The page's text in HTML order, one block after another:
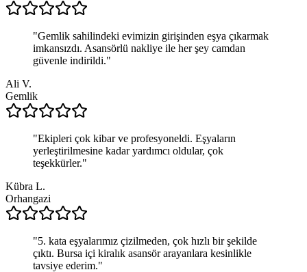
"Gemlik sahilindeki evimizin girişinden eşya çıkarmak
imkansızdı. Asansörlü nakliye ile her şey camdan
güvenle indirildi."
Ali V.
Gemlik
"Ekipleri çok kibar ve profesyoneldi. Eşyaların
yerleştirilmesine kadar yardımcı oldular, çok
teşekkürler."
Kübra L.
Orhangazi
"5. kata eşyalarımız çizilmeden, çok hızlı bir şekilde
çıktı. Bursa içi kiralık asansör arayanlara kesinlikle
tavsiye ederim."